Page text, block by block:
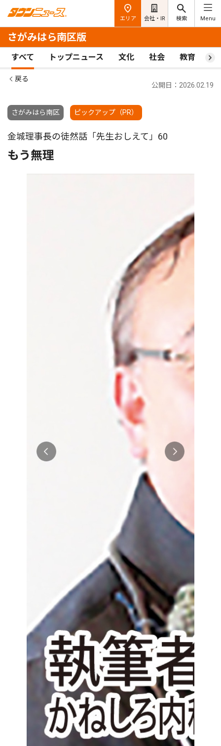
エリア 会社・IR 検索 Menu
さがみはら南区版
すべて トップニュース 文化 社会 教育 ス
戻る
さがみはら南区 ピックアップ（PR）
公開日：2026.02.19
金城理事長の徒然話「先生おしえて」60
もう無理